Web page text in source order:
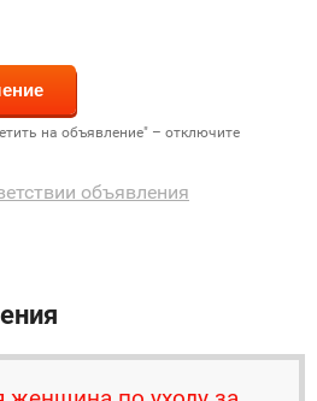
на объявление" – отключите
объявления